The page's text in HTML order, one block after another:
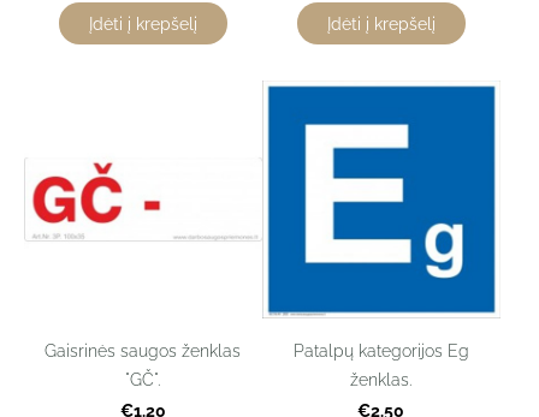
Įdėti į krepšelį Įdėti į krepšelį
Gaisrinės saugos ženklas
"GČ".
€1.20
Patalpų kategorijos Eg
ženklas.
€2.50